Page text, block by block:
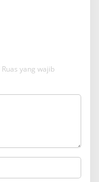
Ruas yang wajib